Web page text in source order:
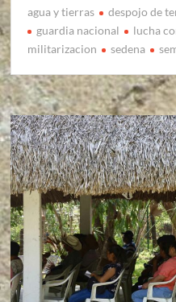
agua y tierras
despojo de
guardia nacional
lucha
militarizacion
sedena